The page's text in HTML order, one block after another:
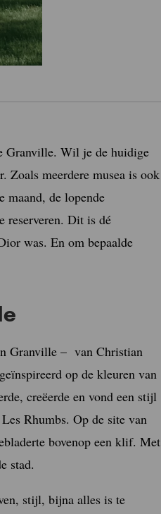
Granville. Wil je de huidige
Zoals meerdere musea is ook
maand, de lopende
reserveren. Dit is dé
was. En om bepaalde
Granville – van Christian
op de kleuren van
creëerde en vond een stijl
Rhumbs. Op de site van
bovenop een klif. Met
stad.
stijl, bijna alles is te